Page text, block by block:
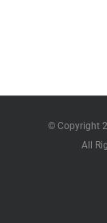
© Copyright
All